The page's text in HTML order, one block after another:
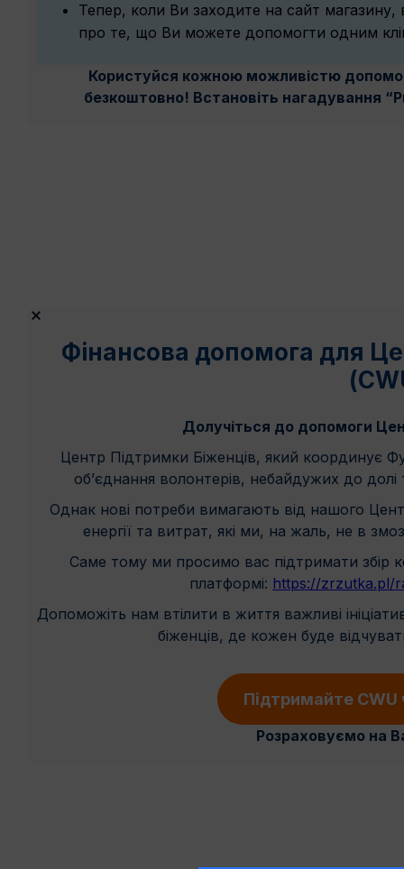
Тепер, коли Ви заходите на сайт
про те, що Ви можете допомогти одним
Користуйся кожною можливістю
безкоштовно! Встановіть нагадування
Фінансова допомога для
Долучіться до допомоги
Центр Підтримки Біженців, який координує
об’єднання волонтерів, небайдужих до
Однак нові потреби вимагають від нашого
енергії та витрат, які ми, на жаль, не в
Саме тому ми просимо вас підтримати збір
платформі: https://zrzutka.pl/
Допоможіть нам втілити в життя важливі
біженців, де кожен буде
Підтримайте
Розраховуємо на